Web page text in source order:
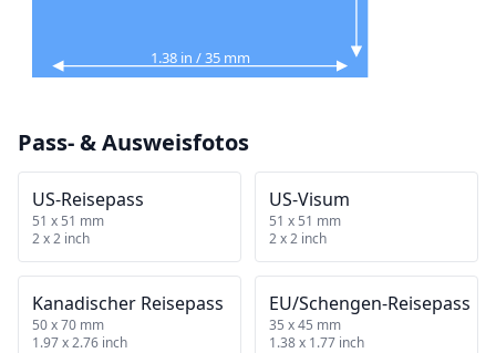
1.38 in / 35 mm
Pass- & Ausweisfotos
US‑Reisepass
51 x 51 mm
2 x 2 inch
US‑Visum
51 x 51 mm
2 x 2 inch
Kanadischer Reisepass
50 x 70 mm
1.97 x 2.76 inch
EU/Schengen‑Reisepass
35 x 45 mm
1.38 x 1.77 inch